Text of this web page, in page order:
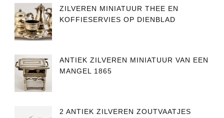
ZILVEREN MINIATUUR THEE EN
KOFFIESERVIES OP DIENBLAD
ANTIEK ZILVEREN MINIATUUR VAN EEN
MANGEL 1865
2 ANTIEK ZILVEREN ZOUTVAATJES